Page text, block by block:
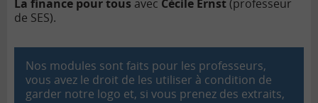
La finance pour tous avec Cécile Ernst(professeur
de SES).
Nos modules sont faits pour les professeurs,
vous avez le droit de les utiliser à condition de
garder notre logo et, si vous prenez des extraits,